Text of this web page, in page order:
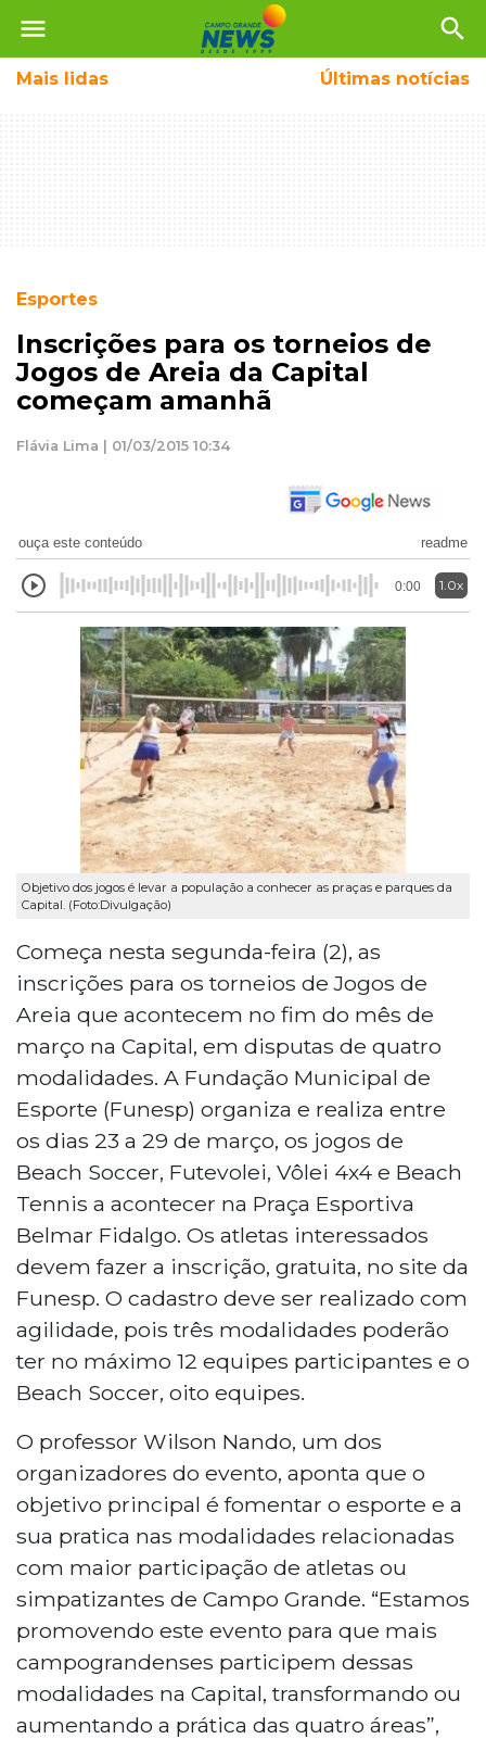
menu search
Mais lidas Últimas notícias
Esportes
Inscrições para os torneios de
Jogos de Areia da Capital
começam amanhã
Flávia Lima | 01/03/2015 10:34
ouça este conteúdo readme
0:00 1.0x
Objetivo dos jogos é levar a população a conhecer as praças e parques da
Capital. (Foto:Divulgação)
Começa nesta segunda-feira (2), as
inscrições para os torneios de Jogos de
Areia que acontecem no fim do mês de
março na Capital, em disputas de quatro
modalidades. A Fundação Municipal de
Esporte (Funesp) organiza e realiza entre
os dias 23 a 29 de março, os jogos de
Beach Soccer, Futevolei, Vôlei 4x4 e Beach
Tennis a acontecer na Praça Esportiva
Belmar Fidalgo. Os atletas interessados
devem fazer a inscrição, gratuita, no site da
Funesp. O cadastro deve ser realizado com
agilidade, pois três modalidades poderão
ter no máximo 12 equipes participantes e o
Beach Soccer, oito equipes.
O professor Wilson Nando, um dos
organizadores do evento, aponta que o
objetivo principal é fomentar o esporte e a
sua pratica nas modalidades relacionadas
com maior participação de atletas ou
simpatizantes de Campo Grande. “Estamos
promovendo este evento para que mais
campograndenses participem dessas
modalidades na Capital, transformando ou
aumentando a prática das quatro áreas”,